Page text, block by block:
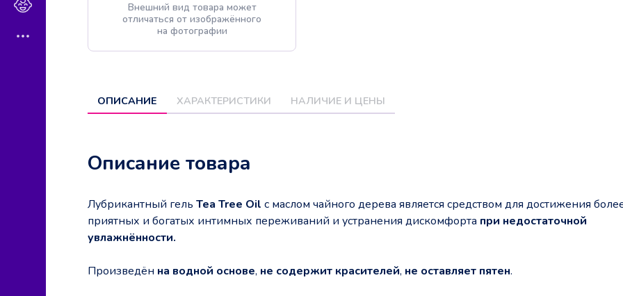
Внешний вид товара может
отличаться от изображённого
на фотографии
ОПИСАНИЕ ХАРАКТЕРИСТИКИ НАЛИЧИЕ И ЦЕНЫ
Описание товара
Лубрикантный гель Tea Tree Oil с маслом чайного дерева является средством для достижения
приятных и богатых интимных переживаний и устранения дискомфорта при недостаточной
увлажнённости.
Произведён на водной основе, не содержит красителей, не оставляет пятен.